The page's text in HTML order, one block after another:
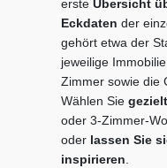
erste Übersicht
Eckdaten der
gehört etwa der
jeweilige
Zimmer sowie die
Wählen Siegezielt
oder 3-Zimmer-
oder lassen Sie
inspirieren